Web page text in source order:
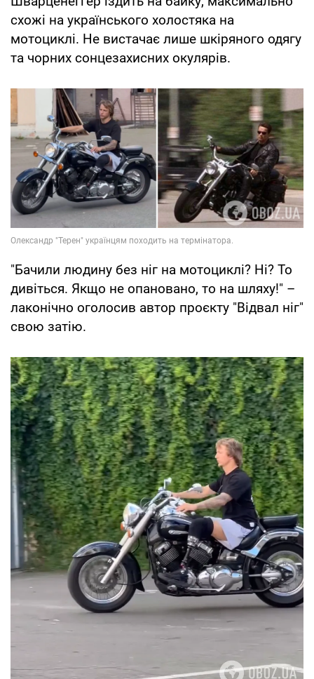
схожі на українського холостяка на
мотоциклі. Не вистачає лише шкіряного одягу
та чорних сонцезахисних окулярів.
"Бачили людину без ніг на мотоциклі? Ні? То
дивіться. Якщо не опановано, то на шляху!" –
лаконічно оголосив автор проєкту "Відвал ніг"
свою затію.